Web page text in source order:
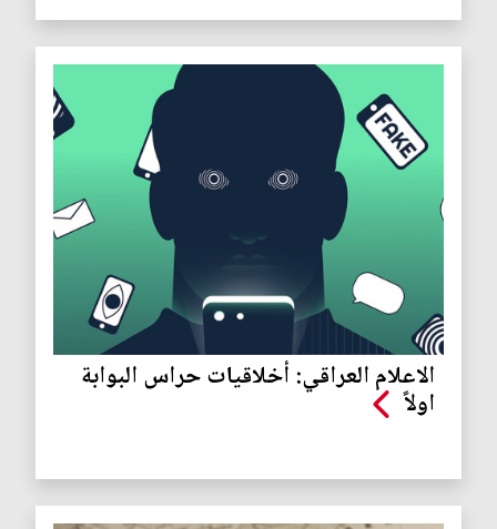
الاعلام العراقي: أخلاقيات حراس البوابة
اولاً